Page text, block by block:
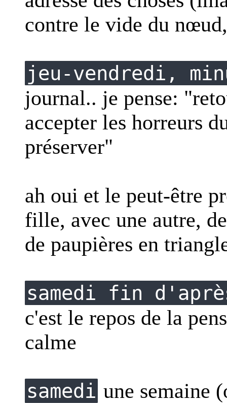
contre le vide du
jeu-vendredi,
journal.. je pense:
accepter les horreurs
préserver"
ah oui et le peut-être
fille, avec une autre,
de paupières en
samedi fin
c'est le repos de la
calme
samedi une semaine